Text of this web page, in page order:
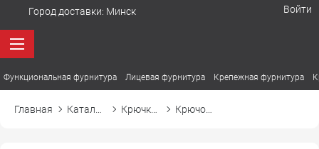
Город доставки: Минск Войти
Функциональная фурнитура Лицевая фурнитура Крепежная фурнитура
Главная